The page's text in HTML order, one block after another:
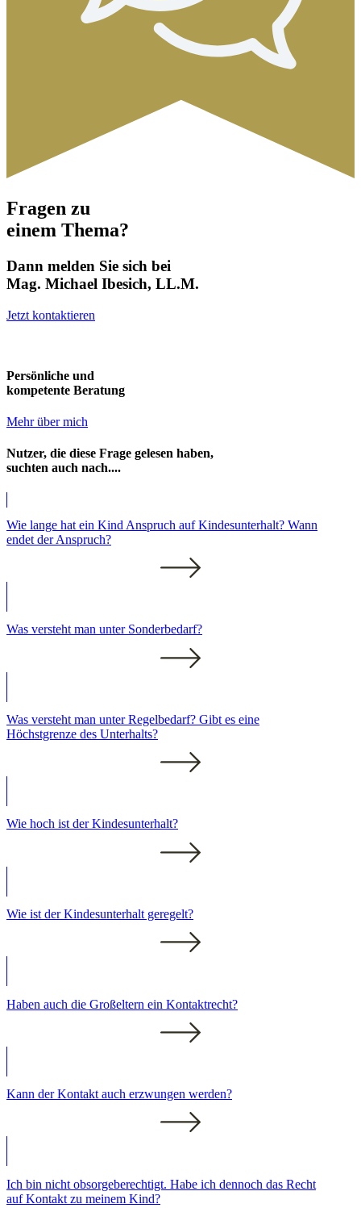
Fragen zu
einem Thema?
Dann melden Sie sich bei
Mag. Michael Ibesich, LL.M.
Jetzt kontaktieren
Persönliche und
kompetente Beratung
Mehr über mich
Nutzer, die diese Frage gelesen haben,
suchten auch nach....
Wie lange hat ein Kind Anspruch auf Kindesunterhalt? Wann
endet der Anspruch?
Was versteht man unter Sonderbedarf?
Was versteht man unter Regelbedarf? Gibt es eine
Höchstgrenze des Unterhalts?
Wie hoch ist der Kindesunterhalt?
Wie ist der Kindesunterhalt geregelt?
Haben auch die Großeltern ein Kontaktrecht?
Kann der Kontakt auch erzwungen werden?
Ich bin nicht obsorgeberechtigt. Habe ich dennoch das Recht
auf Kontakt zu meinem Kind?